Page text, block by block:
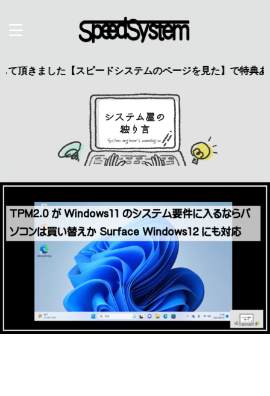
【スピードシステムのページを見た】で特典あり 興味の